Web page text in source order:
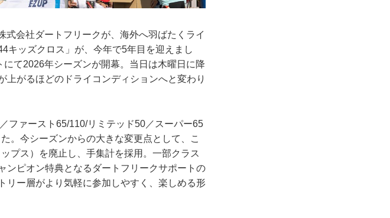
会社ダートフリークが、海外へ羽ばたくライ
キッズクロス」が、今年で5年目を迎えまし
て2026年シーズンが開幕。当日は木曜日に降
上がるほどのドライコンディションへと変わり
ファースト65/110/リミテッド50／スーパー65
。今シーズンからの大きな変更点として、こ
プス）を廃止し、手集計を採用。一部クラス
ンピオン特典となるダートフリークサポートの
リー層がより気軽に参加しやすく、楽しめる形